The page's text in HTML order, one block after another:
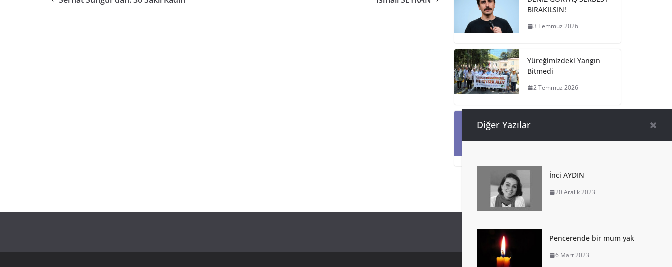
BIRAKILSIN!
3 Temmuz 2026
Yüreğimizdeki Yangın
Bitmedi
2 Temmuz 2026
“Defne Ağacı ve Orman
Diğer Yazılar
İnci AYDIN
20 Aralık 2023
Pencerende bir mum yak
6 Mart 2023